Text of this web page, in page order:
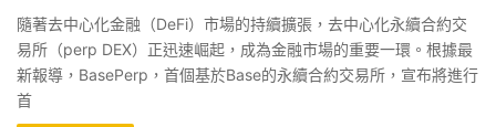
隨著去中心化金融（DeFi）市場的持續擴張，去中心化永續合約交
易所（perp DEX）正迅速崛起，成為金融市場的重要一環。根據最
新報導，BasePerp，首個基於Base的永續合約交易所，宣布將進行
首